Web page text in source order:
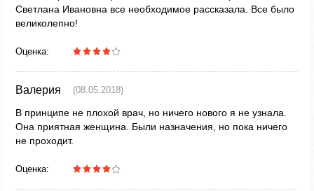
Светлана Ивановна все необходимое рассказала. Все было
великолепно!
Оценка:
Валерия (08.05.2018)
В принципе не плохой врач, но ничего нового я не узнала.
Она приятная женщина. Были назначения, но пока ничего
не проходит.
Оценка: